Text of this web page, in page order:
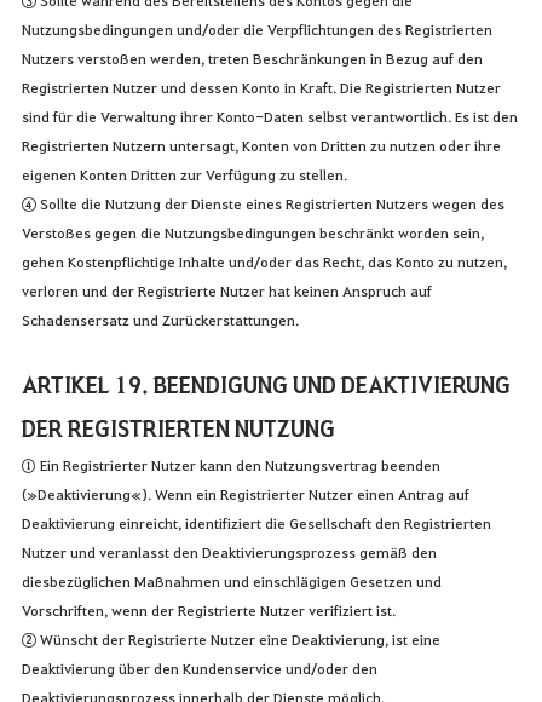
Nutzungsbedingungen und/oder die Verpflichtungen des Registrierten
Nutzers verstoßen werden, treten Beschränkungen in Bezug auf den
Registrierten Nutzer und dessen Konto in Kraft. Die Registrierten Nutzer
sind für die Verwaltung ihrer Konto-Daten selbst verantwortlich. Es ist den
Registrierten Nutzern untersagt, Konten von Dritten zu nutzen oder ihre
eigenen Konten Dritten zur Verfügung zu stellen.
④ Sollte die Nutzung der Dienste eines Registrierten Nutzers wegen des
Verstoßes gegen die Nutzungsbedingungen beschränkt worden sein,
gehen Kostenpflichtige Inhalte und/oder das Recht, das Konto zu nutzen,
verloren und der Registrierte Nutzer hat keinen Anspruch auf
Schadensersatz und Zurückerstattungen.
ARTIKEL 19. BEENDIGUNG UND DEAKTIVIERUNG
DER REGISTRIERTEN NUTZUNG
① Ein Registrierter Nutzer kann den Nutzungsvertrag beenden
(»Deaktivierung«). Wenn ein Registrierter Nutzer einen Antrag auf
Deaktivierung einreicht, identifiziert die Gesellschaft den Registrierten
Nutzer und veranlasst den Deaktivierungsprozess gemäß den
diesbezüglichen Maßnahmen und einschlägigen Gesetzen und
Vorschriften, wenn der Registrierte Nutzer verifiziert ist.
② Wünscht der Registrierte Nutzer eine Deaktivierung, ist eine
Deaktivierung über den Kundenservice und/oder den
Deaktivierungsprozess innerhalb der Dienste möglich.